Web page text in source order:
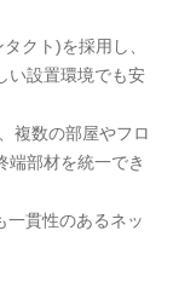
クト)を採用し、
い設置環境でも安
複数の部屋やフロ
端部材を統一でき
一貫性のあるネッ